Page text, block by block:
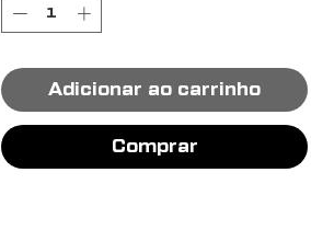
Adicionar ao carrinho
Comprar